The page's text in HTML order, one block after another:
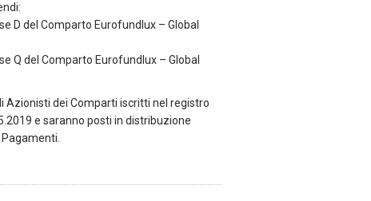
D del Comparto Eurofundlux – Global
Q del Comparto Eurofundlux – Global
Azionisti dei Comparti iscritti nel registro
e saranno posti in distribuzione